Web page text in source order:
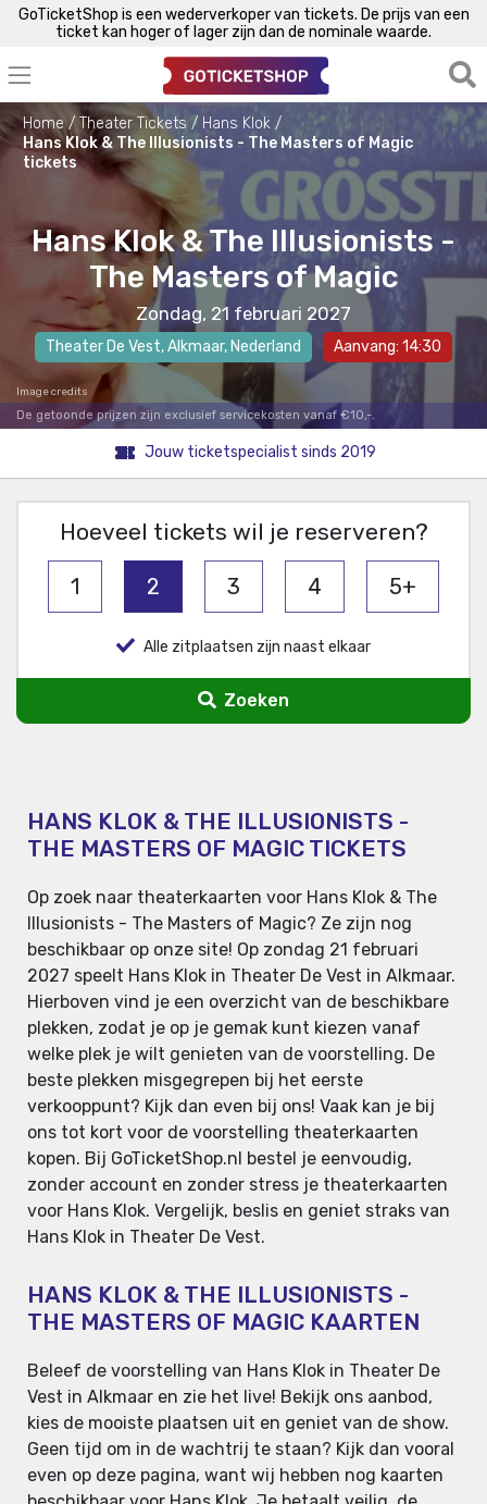
GoTicketShop is een wederverkoper van tickets. De prijs van een
ticket kan hoger of lager zijn dan de nominale waarde.
Home Theater Tickets
Hans Klok
Hans Klok & The Illusionists - The Masters of Magic
tickets
Hans Klok & The Illusionists -
The Masters of Magic
Zondag, 21 februari 2027
Theater De Vest,Alkmaar, Nederland Aanvang: 14:30
Image credits
De getoonde prijzen zijn exclusief servicekosten vanaf €10,-.
Jouw ticketspecialist sinds 2019
Hoeveel tickets wil je reserveren?
1 2 3 4 5+
Alle zitplaatsen zijn naast elkaar
Zoeken
HANS KLOK & THE ILLUSIONISTS -
THE MASTERS OF MAGIC TICKETS
Op zoek naar theaterkaarten voor Hans Klok & The
Illusionists - The Masters of Magic? Ze zijn nog
beschikbaar op onze site! Op zondag 21 februari
2027 speelt Hans Klok in Theater De Vest in Alkmaar.
Hierboven vind je een overzicht van de beschikbare
plekken, zodat je op je gemak kunt kiezen vanaf
welke plek je wilt genieten van de voorstelling. De
beste plekken misgegrepen bij het eerste
verkooppunt? Kijk dan even bij ons! Vaak kan je bij
ons tot kort voor de voorstelling theaterkaarten
kopen. Bij GoTicketShop.nl bestel je eenvoudig,
zonder account en zonder stress je theaterkaarten
voor Hans Klok. Vergelijk, beslis en geniet straks van
Hans Klok in Theater De Vest.
HANS KLOK & THE ILLUSIONISTS -
THE MASTERS OF MAGIC KAARTEN
Beleef de voorstelling van Hans Klok in Theater De
Vest in Alkmaar en zie het live! Bekijk ons aanbod,
kies de mooiste plaatsen uit en geniet van de show.
Geen tijd om in de wachtrij te staan? Kijk dan vooral
even op deze pagina, want wij hebben nog kaarten